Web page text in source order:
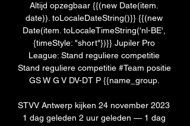
Altijd opzegbaar {{(new Date(item.
date)). toLocaleDateString()}} {{(new
Date(item. toLocaleTimeString('nl-BE',
{timeStyle: "short"})}} Jupiler Pro
League: Stand reguliere competitie
Stand reguliere competitie #Team positie
GS W G V DV-DT P {{name_group.
STVV Antwerp kijken 24 november 2023
1 dag geleden 2 uur geleden — 1 dag